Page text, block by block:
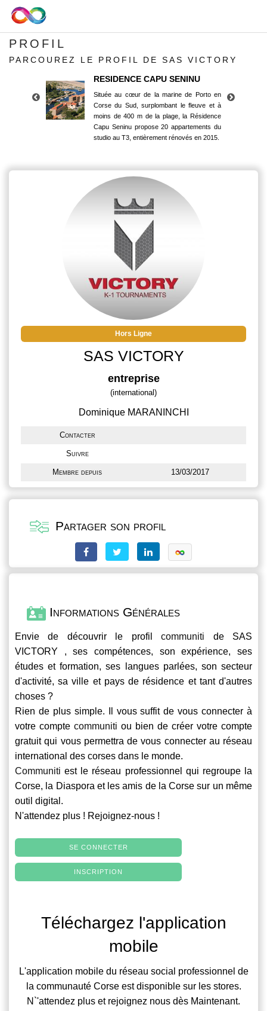
PROFIL
PARCOUREZ LE PROFIL DE SAS VICTORY
RESIDENCE CAPU SENINU
Située au cœur de la marine de Porto en
Corse du Sud, surplombant le fleuve et à
moins de 400 m de la plage, la Résidence
Capu Seninu propose 20 appartements du
studio au T3, entièrement rénovés en 2015.
Corse du Sud, surplombant le fleuve et à
moins de 400 m de la plage, la Résidence
Capu Seninu propose 20 appartements du
studio au T3, entièrement rénovés en 2015.
Hors Ligne
SAS VICTORY
entreprise
(international)
Dominique MARANINCHI
Contacter
Suivre
Membre depuis 13/03/2017
Partager son profil
Informations Générales
Envie de découvrir le profilcommuniti de SAS
VICTORY , ses compétences, son expérience, ses
études et formation, ses langues parlées, son secteur
d'activité, sa ville et pays de résidence et tant d'autres
choses ?
Rien de plus simple. Il vous suffit de vous connecter à
votre compte communiti ou bien de créer votre compte
gratuit qui vous permettra de vous connecter au réseau
international des corses dans le monde.
Communiti est le réseau professionnel qui regroupe la
Corse, la Diaspora et les amis de la Corse sur un même
outil digital.
N'attendez plus ! Rejoignez-nous !
SE CONNECTER
INSCRIPTION
Téléchargez l'application
mobile
L'application mobile du réseau social professionnel de
la communauté Corse est disponible sur les stores.
N`'attendez plus et rejoignez nous dès Maintenant.